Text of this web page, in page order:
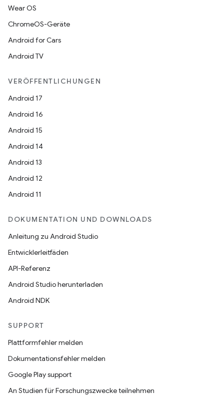
Wear OS
ChromeOS-Geräte
Android for Cars
Android TV
VERÖFFENTLICHUNGEN
Android 17
Android 16
Android 15
Android 14
Android 13
Android 12
Android 11
DOKUMENTATION UND DOWNLOADS
Anleitung zu Android Studio
Entwicklerleitfäden
API-Referenz
Android Studio herunterladen
Android NDK
SUPPORT
Plattformfehler melden
Dokumentationsfehler melden
Google Play support
An Studien für Forschungszwecke teilnehmen